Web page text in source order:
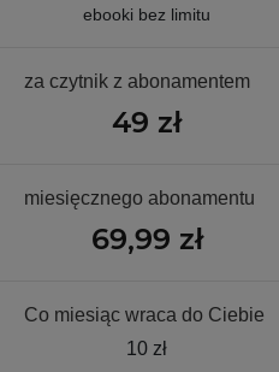
ebooki bez limitu
za czytnik z abonamentem
49 zł
miesięcznego abonamentu
69,99 zł
Co miesiąc wraca do Ciebie
10 zł